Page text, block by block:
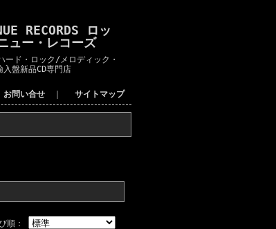
RECORDS ロッ
ュー・レコーズ
ード・ロック/メロディック・
入盤新品CD専門店
お問い合せ サイトマップ
順：